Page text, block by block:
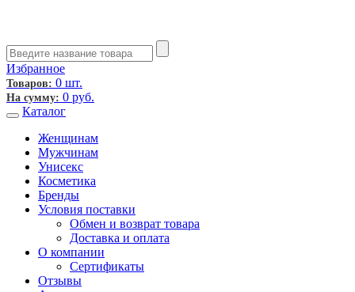
Избранное
Товаров: 0 шт.
На сумму: 0 руб.
Каталог
Женщинам
Мужчинам
Унисекс
Косметика
Бренды
Условия поставки
Обмен и возврат товара
Доставка и оплата
О компании
Сертификаты
Отзывы